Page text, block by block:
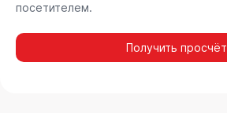
посетителем.
Получить просчёт